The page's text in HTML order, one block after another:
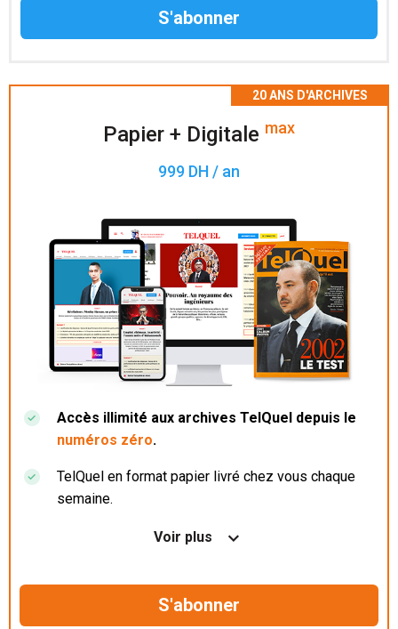
Papier + Digitale max
999 DH / an
Accès illimité aux archives TelQuel depuis le
numéros zéro.
TelQuel en format papier livré chez vous chaque
semaine.
Nos articles en illimité sur ordinateur, tablette et
Le magazine TelQuel en numérique avant la sortie
Voir plus